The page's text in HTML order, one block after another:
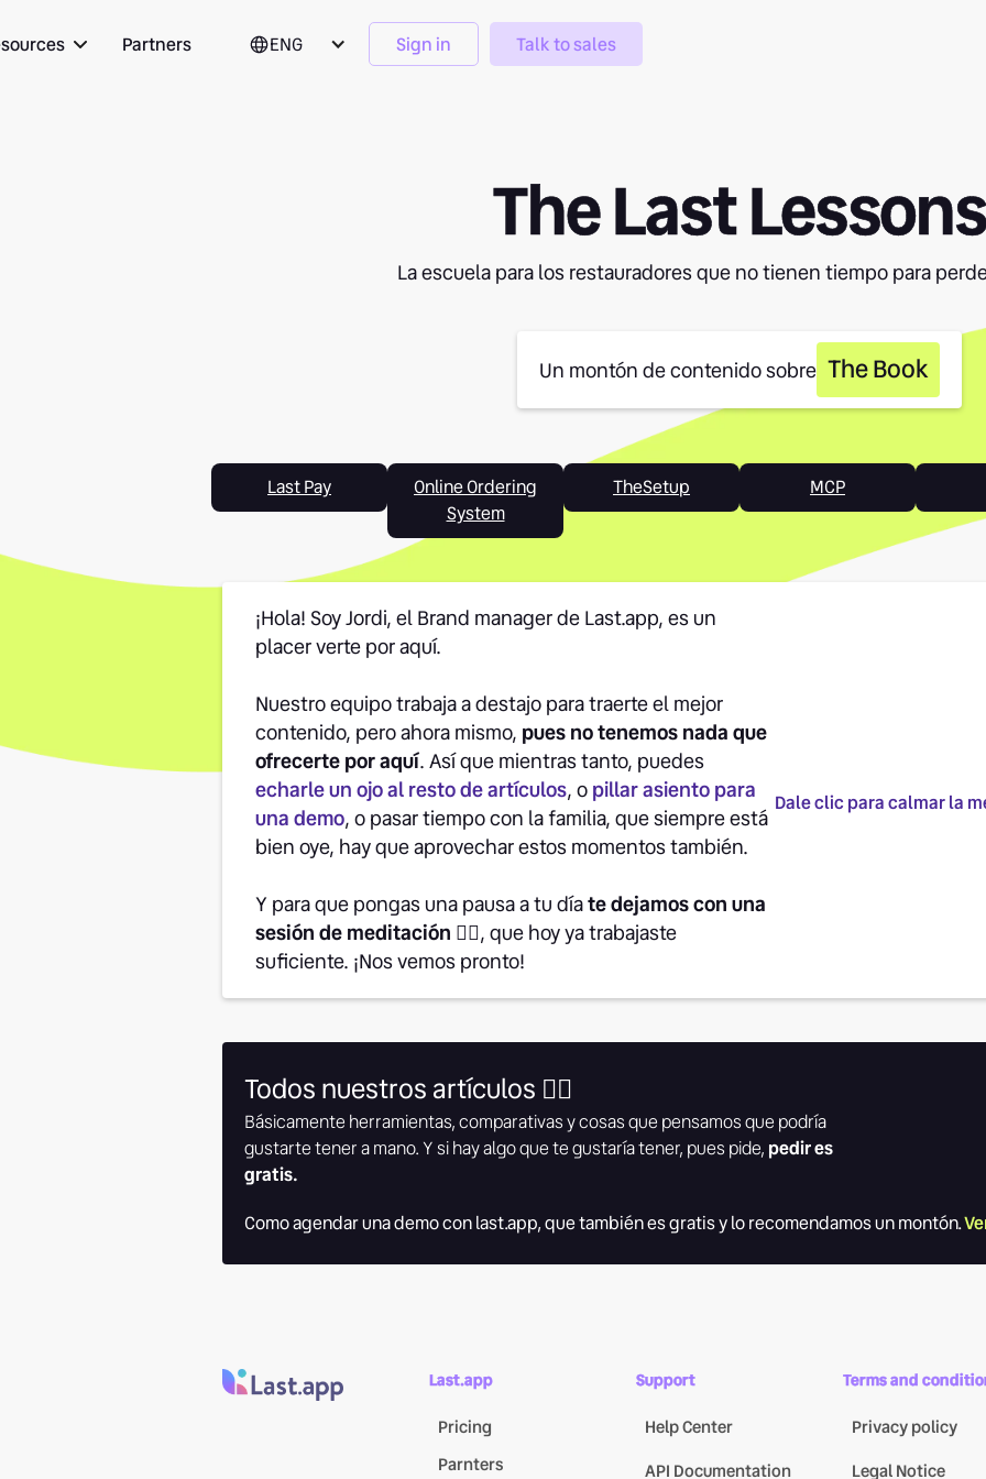
Partners ENG Sign in Talk to sales
The Last Lessons
La escuela para los restauradores que no tienen tiempo para
Un montón de contenido sobre The Book
Last Pay
Online Ordering
System
TheSetup MCP
¡Hola! Soy Jordi, el Brand manager de Last.app, es un
placer verte por aquí.
Nuestro equipo trabaja a destajo para traerte el mejor
contenido, pero ahora mismo, pues no tenemos nada que
ofrecerte por aquí. Así que mientras tanto, puedes
echarle un ojo al resto de artículos, opillar asiento para
una demo, o pasar tiempo con la familia, que siempre está
bien oye, hay que aprovechar estos momentos también.
Y para que pongas una pausa a tu díate dejamos con una
sesión de meditación 👉🏽, que hoy ya trabajaste
suficiente. ¡Nos vemos pronto!
Dale clic para calmar la
Todos nuestros artículos 👇🏾
Básicamente herramientas, comparativas y cosas que pensamos que podría
gustarte tener a mano. Y si hay algo que te gustaría tener, pues pide, pedir es
gratis.
Como agendar una demo con last.app, que también es gratis y lo recomendamos un montón.
Last.app
Pricing
Parnters
Support
Help Center
API Documentation
Terms and
Privacy policy
Legal Notice